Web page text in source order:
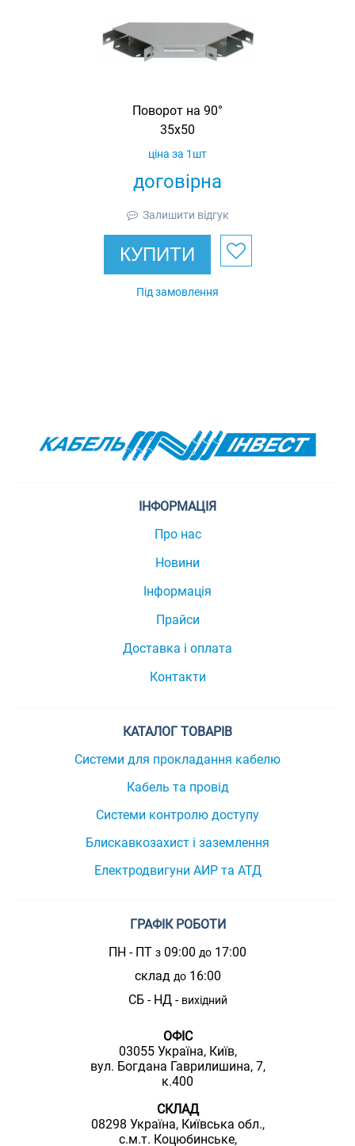
Поворот на 90°
35х50
договірна
ціна за 1шт
Залишити відгук
КУПИТИ
Під замовлення
ІНФОРМАЦІЯ
Про нас
Новини
Інформація
Прайси
Доставка і оплата
Контакти
КАТАЛОГ ТОВАРІВ
Системи для прокладання кабелю
Кабель та провід
Системи контролю доступу
Блискавкозахист і заземлення
Електродвигуни АИР та АТД
ГРАФІК РОБОТИ
ПН - ПТ з 09:00 до 17:00
склад до16:00
СБ - НД - вихідний
ОФІС
03055 Україна, Київ,
вул. Богдана Гаврилишина, 7,
к.400
СКЛАД
08298 Україна, Київська обл.,
с.м.т. Коцюбинське,